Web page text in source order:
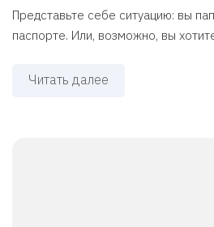
Представьте себе ситуацию: вы
паспорте. Или, возможно, вы
Читать далее